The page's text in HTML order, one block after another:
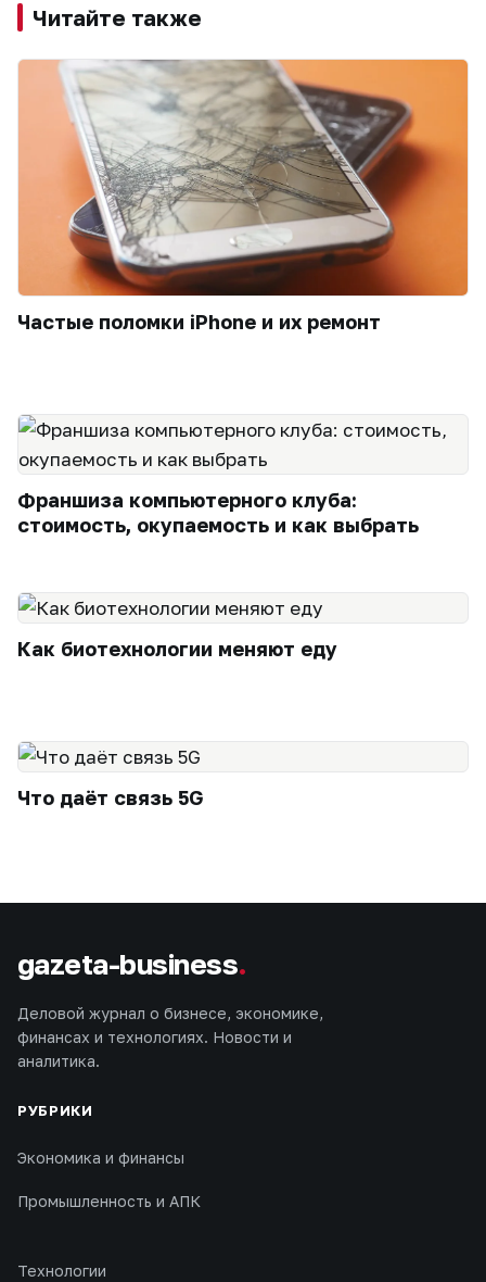
Читайте также
Частые поломки iPhone и их ремонт
Франшиза компьютерного клуба:
стоимость, окупаемость и как выбрать
Как биотехнологии меняют еду
Что даёт связь 5G
gazeta-business.
Деловой журнал о бизнесе, экономике,
финансах и технологиях. Новости и
аналитика.
РУБРИКИ
Экономика и финансы
Промышленность и АПК
Технологии